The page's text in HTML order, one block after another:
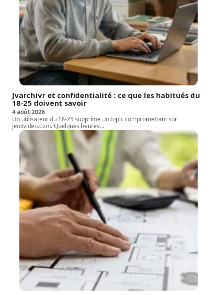
Jvarchivr et confidentialité : ce que les habitués du
18-25 doivent savoir
4 août 2026
Un utilisateur du 18-25 supprime un topic compromettant sur
jeuxvideo.com. Quelques heures…